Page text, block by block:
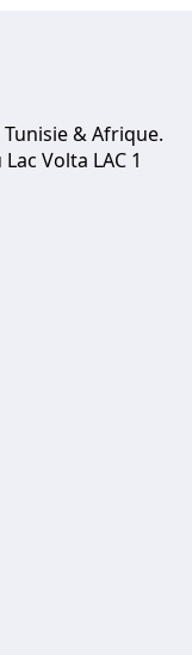
& Afrique.
Volta LAC 1